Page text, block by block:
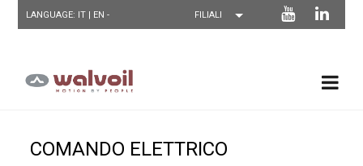
LANGUAGE: IT | EN-
COMANDO ELETTRICO